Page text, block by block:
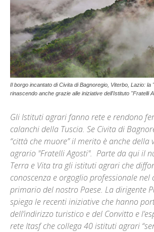
Il borgo incantato di Civita di Bagnoregio, Viterbo, Lazio: la
rinascendo anche grazie alle iniziative dell'Istituto "Fratelli
Gli Istituti agrari fanno rete e rendono
calanchi della Tuscia. Se Civita di
“città che muore” il merito è anche della
agrario "Fratelli Agosti". Parte da qui il
Terra e Vita tra gli istituti agrari che
conoscenza e orgoglio professionale nel
primario del nostro Paese. La dirigente
spiega le recenti iniziative che hanno
dell’indirizzo turistico e del Convitto e
rete Itasf che collega 40 istituti agrari